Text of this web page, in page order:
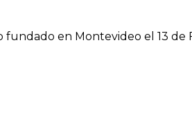
en Montevideo el 13